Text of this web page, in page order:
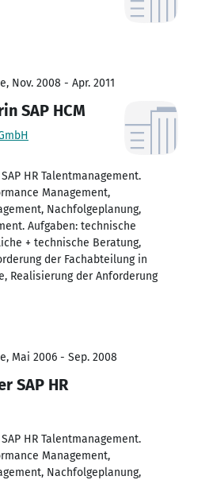
Nov. 2008 - Apr. 2011
SAP HCM
HR Talentmanagement.
Management,
Nachfolgeplanung,
Aufgaben: technische
+ technische Beratung,
der Fachabteilung in
Realisierung der Anforderung
Mai 2006 - Sep. 2008
SAP HR
HR Talentmanagement.
Management,
Nachfolgeplanung,